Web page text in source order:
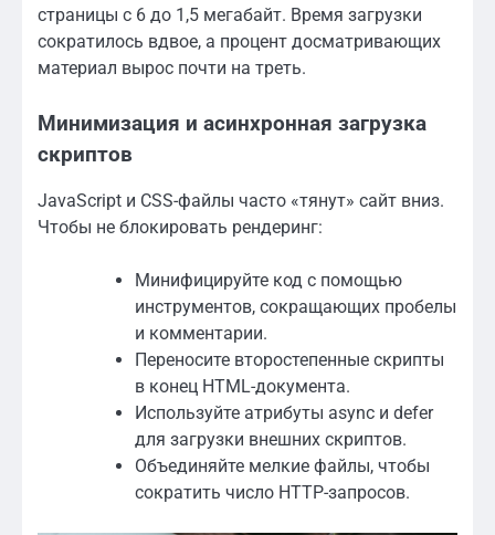
страницы с 6 до 1,5 мегабайт. Время загрузки
сократилось вдвое, а процент досматривающих
материал вырос почти на треть.
Минимизация и асинхронная загрузка
скриптов
JavaScript и CSS-файлы часто «тянут» сайт вниз.
Чтобы не блокировать рендеринг:
Минифицируйте код с помощью
инструментов, сокращающих пробелы
и комментарии.
Переносите второстепенные скрипты
в конец HTML-документа.
Используйте атрибуты async и defer
для загрузки внешних скриптов.
Объединяйте мелкие файлы, чтобы
сократить число HTTP-запросов.